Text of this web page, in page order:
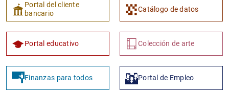
Portal del cliente
bancario
Catálogo de datos
Portal educativo Colección de arte
Finanzas para todos Portal de Empleo